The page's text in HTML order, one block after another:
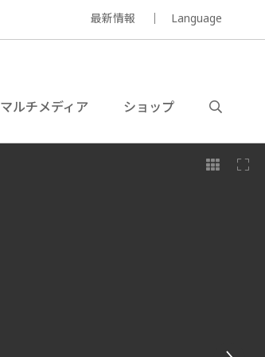
最新情報 Language
マルチメディア ショップ